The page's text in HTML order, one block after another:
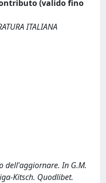
(valido fino
ITALIANA
dell'aggiornare. In G.M.
Kitsch. Quodlibet.